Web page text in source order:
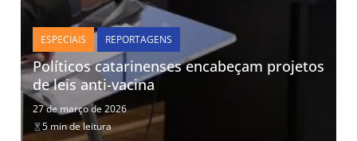
ESPECIAIS REPORTAGENS
Políticos catarinenses encabeçam projetos
de leis anti-vacina
27 de março de 2026
5 min de leitura